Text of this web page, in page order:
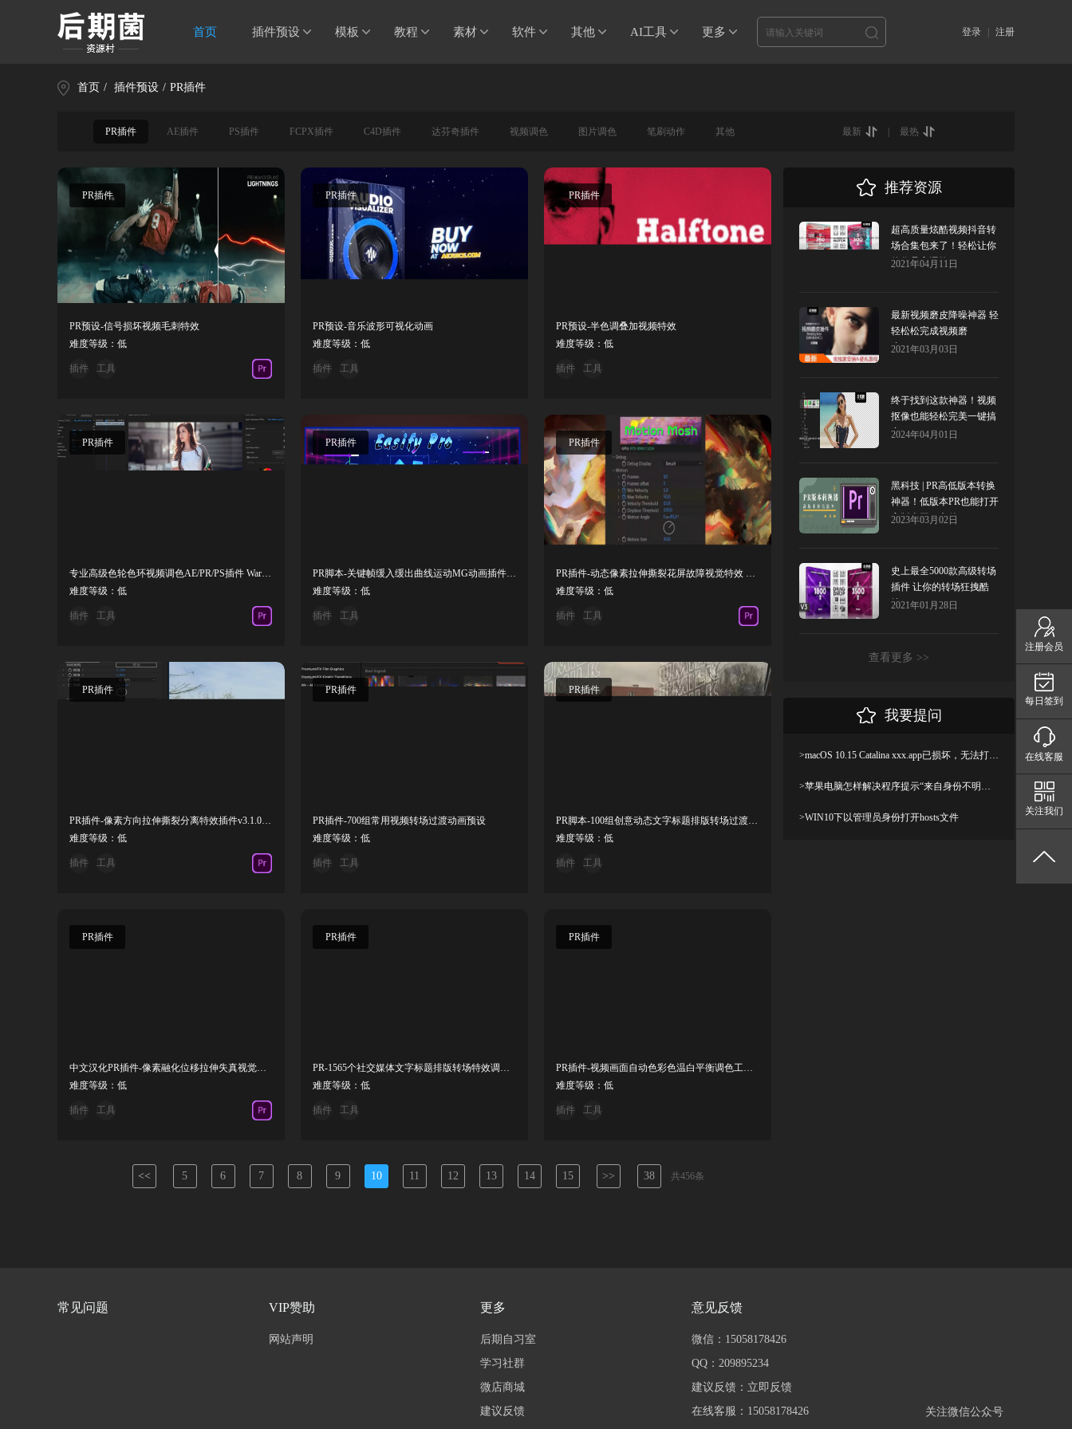
首页 插件预设 模板 教程 素材 软件 其他 AI工具 更多 登录 注册
首页 / 插件预设 / PR插件
PR插件 AE插件 PS插件 FCPX插件 C4D插件 达芬奇插件 视频调色 图片调色 笔刷动作 其他 最新 最热
PR插件
PR预设-信号损坏视频毛刺特效
难度等级：低
插件 工具
PR插件
PR预设-音乐波形可视化动画
难度等级：低
插件 工具
PR插件
PR预设-半色调叠加视频特效
难度等级：低
插件 工具
PR插件
专业高级色轮色环视频调色AE/PR/PS插件 Warping Wheels v3.4.0 Win
难度等级：低
插件 工具
PR插件
PR脚本-关键帧缓入缓出曲线运动MG动画插件 Easify 3 Pro V3.0.15
难度等级：低
插件 工具
PR插件
PR插件-动态像素拉伸撕裂花屏故障视觉特效 Motion Mosh v1.3.0Win
难度等级：低
插件 工具
PR插件
PR插件-像素方向拉伸撕裂分离特效插件v3.1.0 Win汉化版 +使用教程
难度等级：低
插件 工具
PR插件
PR插件-700组常用视频转场过渡动画预设
难度等级：低
插件 工具
PR插件
PR脚本-100组创意动态文字标题排版转场过渡预设
难度等级：低
插件 工具
PR插件
中文汉化PR插件-像素融化位移拉伸失真视觉特效 Pixel Melt V1.0.0 mac
难度等级：低
插件 工具
PR插件
PR-1565个社交媒体文字标题排版转场特效调色分屏 Gal Toolkit V3.1
难度等级：低
插件 工具
PR插件
PR插件-视频画面自动色彩色温白平衡调色工具 Auto Balancer
难度等级：低
插件 工具
<< 5 6 7 8 9 10 11 12 13 14 15 >> 38 共456条
推荐资源
超高质量炫酷视频抖音转
场合集包来了！轻松让你
的作品高逼格
2021年04月11日
最新视频磨皮降噪神器 轻
轻松松完成视频磨
皮!Beauty box
2021年03月03日
终于找到这款神器！视频
抠像也能轻松完美一键搞
定！Red Giant Primatte
2024年04月01日
黑科技 | PR高低版本转换
神器！低版本PR也能打开
高版本工程文件
2023年03月02日
史上最全5000款高级转场
插件 让你的转场狂拽酷
炫！
2021年01月28日
查看更多 >>
我要提问
>macOS 10.15 Catalina xxx.app已损坏，无法打开，你应该将它移到废纸篓解决方法
>苹果电脑怎样解决程序提示“来自身份不明开发者”及设置显示出“允许任何来源”
>WIN10下以管理员身份打开hosts文件
常见问题 VIP赞助
网站声明
更多
后期自习室
学习社群
微店商城
建议反馈
意见反馈
微信：15058178426
QQ：209895234
建议反馈： 立即反馈
在线客服：15058178426
关注微信公众号
注册会员
每日签到
在线客服
关注我们